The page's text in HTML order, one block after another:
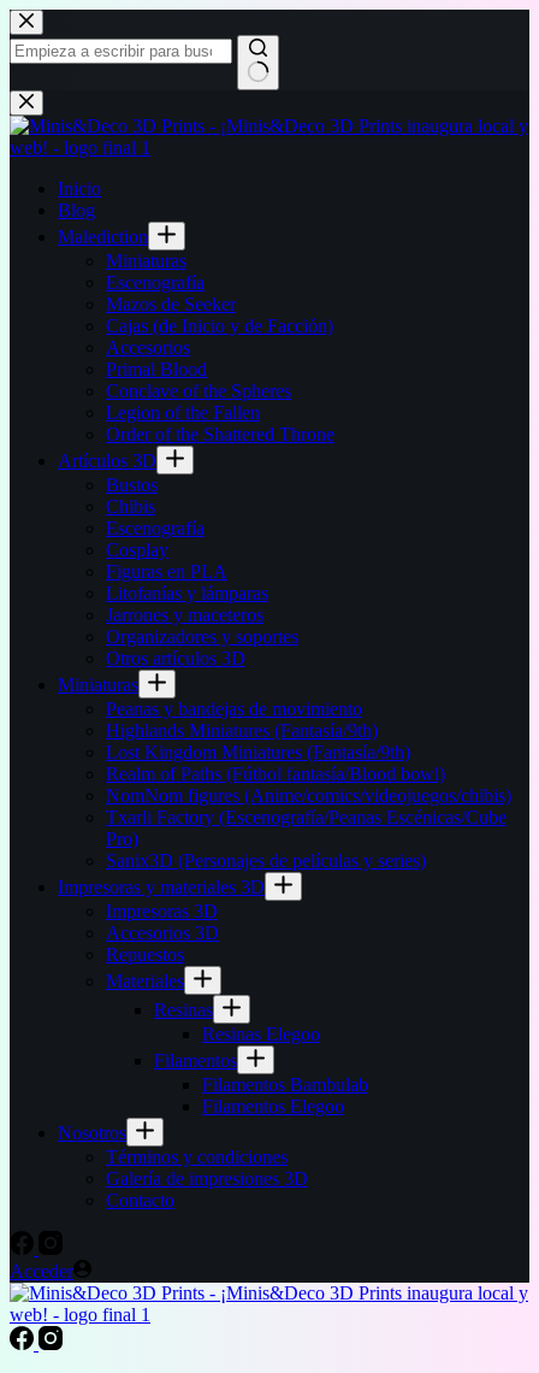
Saltar
al
contenido
Sin
resultados
Inicio
Blog
Malediction
Miniaturas
Escenografía
Mazos de Seeker
Cajas (de Inicio y de Facción)
Accesorios
Primal Blood
Conclave of the Spheres
Legion of the Fallen
Order of the Shattered Throne
Artículos 3D
Bustos
Chibis
Escenografía
Cosplay
Figuras en PLA
Litofanías y lámparas
Jarrones y maceteros
Organizadores y soportes
Otros artículos 3D
Miniaturas
Peanas y bandejas de movimiento
Highlands Miniatures (Fantasía/9th)
Lost Kingdom Miniatures (Fantasía/9th)
Realm of Paths (Fútbol fantasía/Blood bowl)
NomNom figures (Anime/comics/videojuegos/chibis)
Txarli Factory (Escenografía/Peanas Escénicas/Cube
Pro)
Sanix3D (Personajes de películas y series)
Impresoras y materiales 3D
Impresoras 3D
Accesorios 3D
Repuestos
Materiales
Resinas
Resinas Elegoo
Filamentos
Filamentos Bambulab
Filamentos Elegoo
Nosotros
Términos y condiciones
Galería de impresiones 3D
Contacto
Acceder